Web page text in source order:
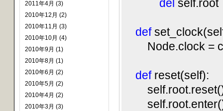
2011年4月 (3)
2010年12月 (2)
2010年11月 (3)
2010年10月 (4)
2010年9月 (1)
2010年8月 (1)
2010年6月 (2)
2010年5月 (2)
2010年4月 (2)
2010年3月 (3)
del self.root
def
Node.clock =
defreset(self):